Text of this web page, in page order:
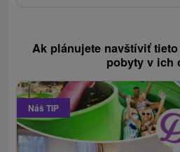
Ak plánujete navštíviť
pobyty v ich
Náš TIP